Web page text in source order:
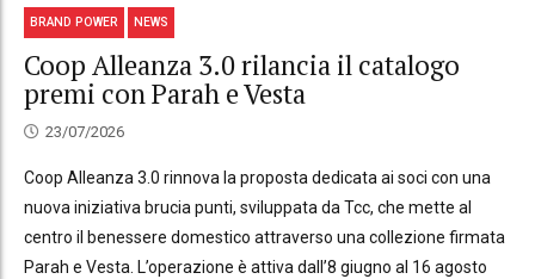
BRAND POWER NEWS
Coop Alleanza 3.0 rilancia il catalogo
premi con Parah e Vesta
23/07/2026
Coop Alleanza 3.0 rinnova la proposta dedicata ai soci con una
nuova iniziativa brucia punti, sviluppata da Tcc, che mette al
centro il benessere domestico attraverso una collezione firmata
Parah e Vesta. L’operazione è attiva dall’8 giugno al 16 agosto